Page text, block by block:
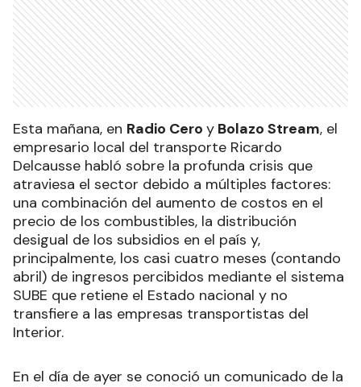
Esta mañana, en Radio Cero y Bolazo Stream, el
empresario local del transporte Ricardo
Delcausse habló sobre la profunda crisis que
atraviesa el sector debido a múltiples factores:
una combinación del aumento de costos en el
precio de los combustibles, la distribución
desigual de los subsidios en el país y,
principalmente, los casi cuatro meses (contando
abril) de ingresos percibidos mediante el sistema
SUBE que retiene el Estado nacional y no
transfiere a las empresas transportistas del
Interior.
En el día de ayer se conoció un comunicado de la